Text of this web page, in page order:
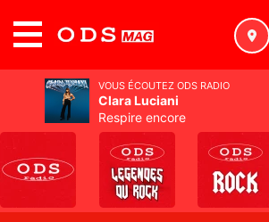
VOUS ÉCOUTEZ ODS RADIO
Clara Luciani
Respire encore